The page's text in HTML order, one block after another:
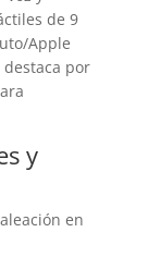
de 9
Apple
por
y
en